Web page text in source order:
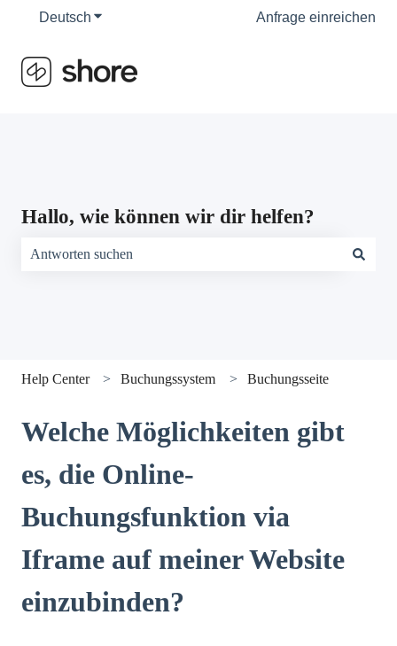
Deutsch Untermenü für Übersetzungen anzeigen
Anfrage einreichen
Hallo, wie können wir dir helfen?
Help Center Buchungssystem Buchungsseite
Welche Möglichkeiten gibt
es, die Online-
Buchungsfunktion via
Iframe auf meiner Website
einzubinden?